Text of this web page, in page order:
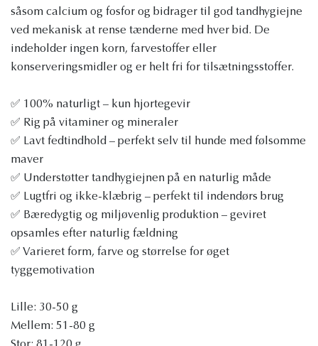
såsom calcium og fosfor og bidrager til god tandhygiejne
ved mekanisk at rense tænderne med hver bid. De
indeholder ingen korn, farvestoffer eller
konserveringsmidler og er helt fri for tilsætningsstoffer.
✅ 100% naturligt – kun hjortegevir
✅ Rig på vitaminer og mineraler
✅ Lavt fedtindhold – perfekt selv til hunde med følsomme
maver
✅ Understøtter tandhygiejnen på en naturlig måde
✅ Lugtfri og ikke-klæbrig – perfekt til indendørs brug
✅ Bæredygtig og miljøvenlig produktion – geviret
opsamles efter naturlig fældning
✅ Varieret form, farve og størrelse for øget
tyggemotivation
Lille: 30-50 g
Mellem: 51-80 g